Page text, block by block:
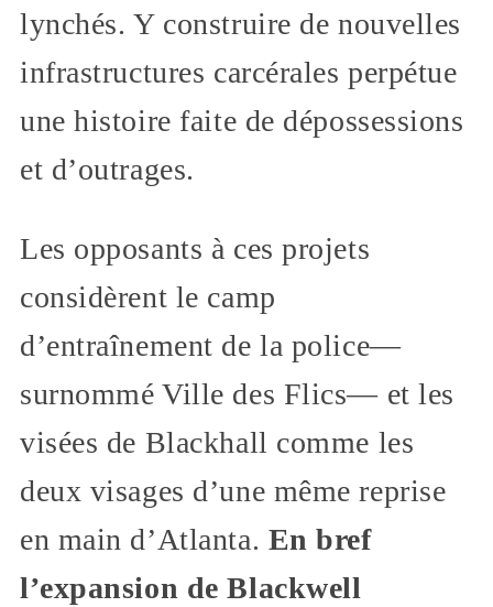
lynchés. Y construire de nouvelles
infrastructures carcérales perpétue
une histoire faite de dépossessions
et d’outrages.
​Les opposants à ces projets
considèrent le camp
d’entraînement de la police—
surnommé Ville des Flics— et les
visées de Blackhall comme les
deux visages d’une même reprise
en main d’Atlanta. En bref
l’expansion de Blackwell